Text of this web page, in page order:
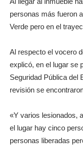
personas más fueron
Verde pero en el
Al respecto el vocero
explicó, en el lugar se
Seguridad Pública del
revisión se
«Y varios lesionados,
el lugar hay cinco
personas liberadas